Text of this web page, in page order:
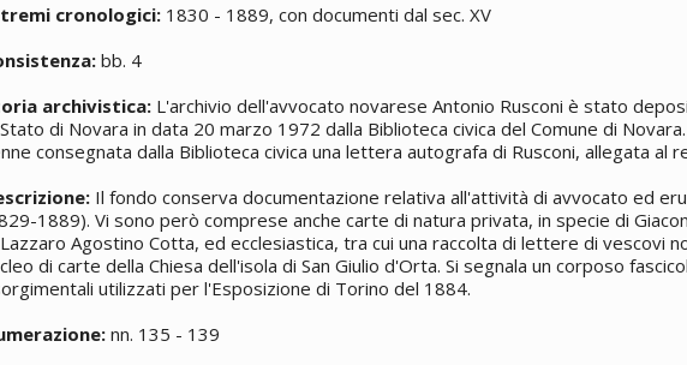
cronologici: 1830 - 1889, con documenti dal sec. XV
bb. 4
archivistica: L'archivio dell'avvocato novarese Antonio Rusconi è stato
di Novara in data 20 marzo 1972 dalla Biblioteca civica del Comune di
consegnata dalla Biblioteca civica una lettera autografa di Rusconi, allegata al
Il fondo conserva documentazione relativa all'attività di avvocato ed
1889). Vi sono però comprese anche carte di natura privata, in specie di
Agostino Cotta, ed ecclesiastica, tra cui una raccolta di lettere di vescovi
di carte della Chiesa dell'isola di San Giulio d'Orta. Si segnala un corposo
utilizzati per l'Esposizione di Torino del 1884.
nn. 135 - 139